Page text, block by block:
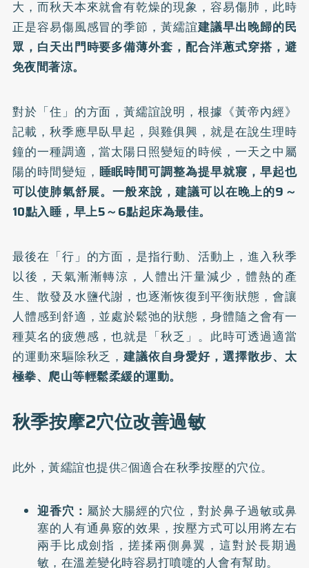
大，而秋天本來就會有乾燥的現象，容易傷肺，此時
正是容易傷風感冒的季節，黃繻誼建議早出晚歸的民
眾，白天出門時要多備薄外套，配合洋蔥式穿搭，避
免夜間著涼。
對於「住」的方面，黃繻誼說明，根據《黃帝內經》
記載，秋季應早臥早起，與雞俱興，就是在說生理時
鐘的一種調適，當太陽日照變短的時候，一天之中屬
陽的時間變短， 睡眠時間可調整為提早就寢，早起也
可以使肺氣舒展。一般來說，建議可以在晚上的9～
10點入睡，早上5～6點起床為最佳。
最後在「行」的方面，是指行動、活動上，進入秋季
以後，天氣漸漸轉涼，人體出汗量減少，體熱的產
生、散發及水鹽代謝，也逐漸恢復到平衡狀態，會讓
人體感到舒適，並處於鬆弛的狀態，身體隨之會有一
種莫名的疲憊感，也就是「秋乏」。此時可透過適當
的運動來驅除秋乏，建議依自身愛好，選擇散步、太
極拳、爬山等輕鬆柔緩的運動。
秋季按摩2穴位改善過敏
此外，黃繻誼也提供2個適合在秋季按壓的穴位。
迎香穴： 屬於大腸經的穴位，對於鼻子過敏或鼻
塞的人有通鼻竅的效果，按壓方式可以用將左右
兩手比成劍指，搓揉兩側鼻翼，這對於長期過
敏，在溫差變化時容易打噴嚏的人會有幫助。